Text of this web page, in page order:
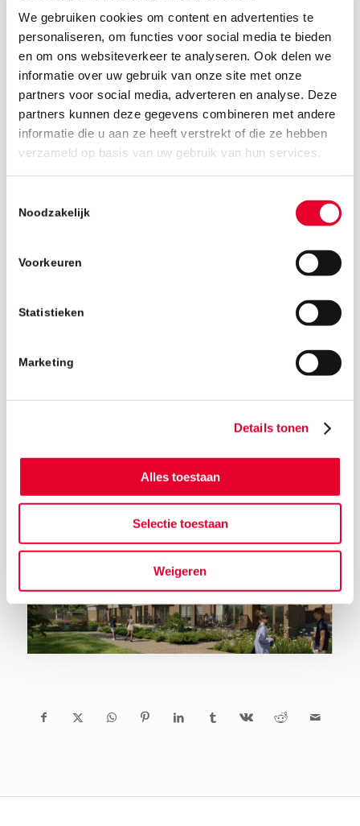
We gebruiken cookies om content en advertenties te
personaliseren, om functies voor social media te bieden
en om ons websiteverkeer te analyseren. Ook delen we
informatie over uw gebruik van onze site met onze
partners voor social media, adverteren en analyse. Deze
partners kunnen deze gegevens combineren met andere
informatie die u aan ze heeft verstrekt of die ze hebben
verzameld op basis van uw gebruik van hun services.
Noodzakelijk
Voorkeuren
Statistieken
Marketing
Details tonen
Alles toestaan
Selectie toestaan
Weigeren
14 januari 2025